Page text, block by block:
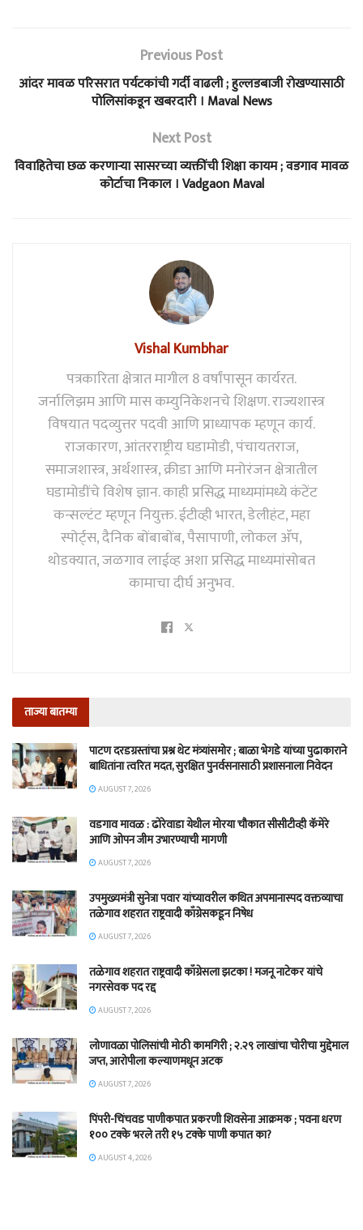
Previous Post
आंदर मावळ परिसरात पर्यटकांची गर्दी वाढली ; हुल्लडबाजी रोखण्यासाठी
पोलिसांकडून खबरदारी । Maval News
Next Post
विवाहितेचा छळ करणाऱ्या सासरच्या व्यक्तींची शिक्षा कायम ; वडगाव मावळ
कोर्टाचा निकाल । Vadgaon Maval
Vishal Kumbhar
पत्रकारिता क्षेत्रात मागील 8 वर्षांपासून कार्यरत.
जर्नालिझम आणि मास कम्युनिकेशनचे शिक्षण. राज्यशास्त्र
विषयात पदव्युत्तर पदवी आणि प्राध्यापक म्हणून कार्य.
राजकारण, आंतरराष्ट्रीय घडामोडी, पंचायतराज,
समाजशास्त्र, अर्थशास्त्र, क्रीडा आणि मनोरंजन क्षेत्रातील
घडामोडींचे विशेष ज्ञान. काही प्रसिद्ध माध्यमांमध्ये कंटेंट
कन्सल्टंट म्हणून नियुक्त. ईटीव्ही भारत, डेलीहंट, महा
स्पोर्ट्स, दैनिक बोंबाबोंब, पैसापाणी, लोकल अ‍ॅप,
थोडक्यात, जळगाव लाईव्ह अशा प्रसिद्ध माध्यमांसोबत
कामाचा दीर्घ अनुभव.
ताज्या बातम्या
पाटण दरडग्रस्तांचा प्रश्न थेट मंत्र्यांसमोर ; बाळा भेगडे यांच्या पुढाकाराने
बाधितांना त्वरित मदत, सुरक्षित पुनर्वसनासाठी प्रशासनाला निवेदन
AUGUST 7, 2026
वडगाव मावळ : ढोरेवाडा येथील मोरया चौकात सीसीटीव्ही कॅमेरे
आणि ओपन जीम उभारण्याची मागणी
AUGUST 7, 2026
उपमुख्यमंत्री सुनेत्रा पवार यांच्यावरील कथित अपमानास्पद वक्तव्याचा
तळेगाव शहरात राष्ट्रवादी काँग्रेसकडून निषेध
AUGUST 7, 2026
तळेगाव शहरात राष्ट्रवादी काँग्रेसला झटका ! मजनू नाटेकर यांचे
नगरसेवक पद रद्द
AUGUST 7, 2026
लोणावळा पोलिसांची मोठी कामगिरी ; २.२९ लाखांचा चोरीचा मुद्देमाल
जप्त, आरोपीला कल्याणमधून अटक
AUGUST 7, 2026
पिंपरी-चिंचवड पाणीकपात प्रकरणी शिवसेना आक्रमक ; पवना धरण
१०० टक्के भरले तरी १५ टक्के पाणी कपात का?
AUGUST 4, 2026